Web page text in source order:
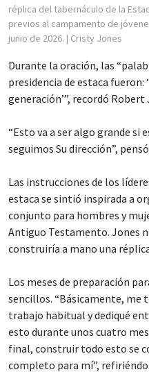
réplica del tabernáculo de la
previos al campamento de
junio de 2026. | Cristy Jones
Durante la oración, las
presidencia de estaca fueron:
generación’”, recordó Robert
“Esto va a ser algo grande si
seguimos Su dirección”,
Las instrucciones de los
estaca se sintió inspirada a
conjunto para hombres y
Antiguo Testamento. Jones
construiría a mano una
Los meses de preparación
sencillos. “Básicamente, me
trabajo habitual y dediqué
esto durante unos cuatro
final, construir todo esto se
completo para mí”,